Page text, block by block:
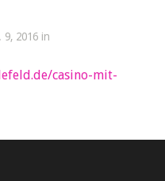
9, 2016 in
casino-mit-